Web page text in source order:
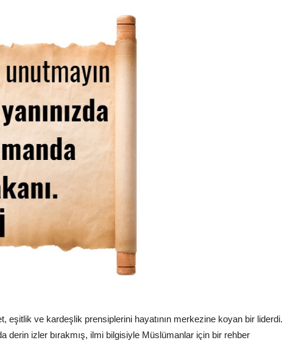
eşitlik ve kardeşlik prensiplerini hayatının merkezine koyan bir liderdi.
derin izler bırakmış, ilmi bilgisiyle Müslümanlar için bir rehber